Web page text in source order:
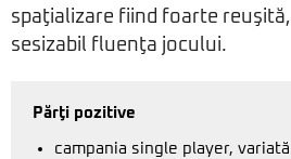
spaţializare fiind foarte
sesizabil fluenţa jocului.
Părţi pozitive
campania single player,